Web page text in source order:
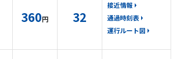
360円 32
接近情報
通過時刻表
運行ルート図